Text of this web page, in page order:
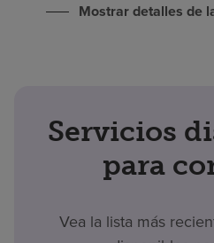
Mostrar detalles de
Servicios
para
Vea la lista más